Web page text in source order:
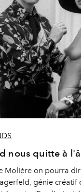
nous quitte à
Molière on pourra
génie créatif